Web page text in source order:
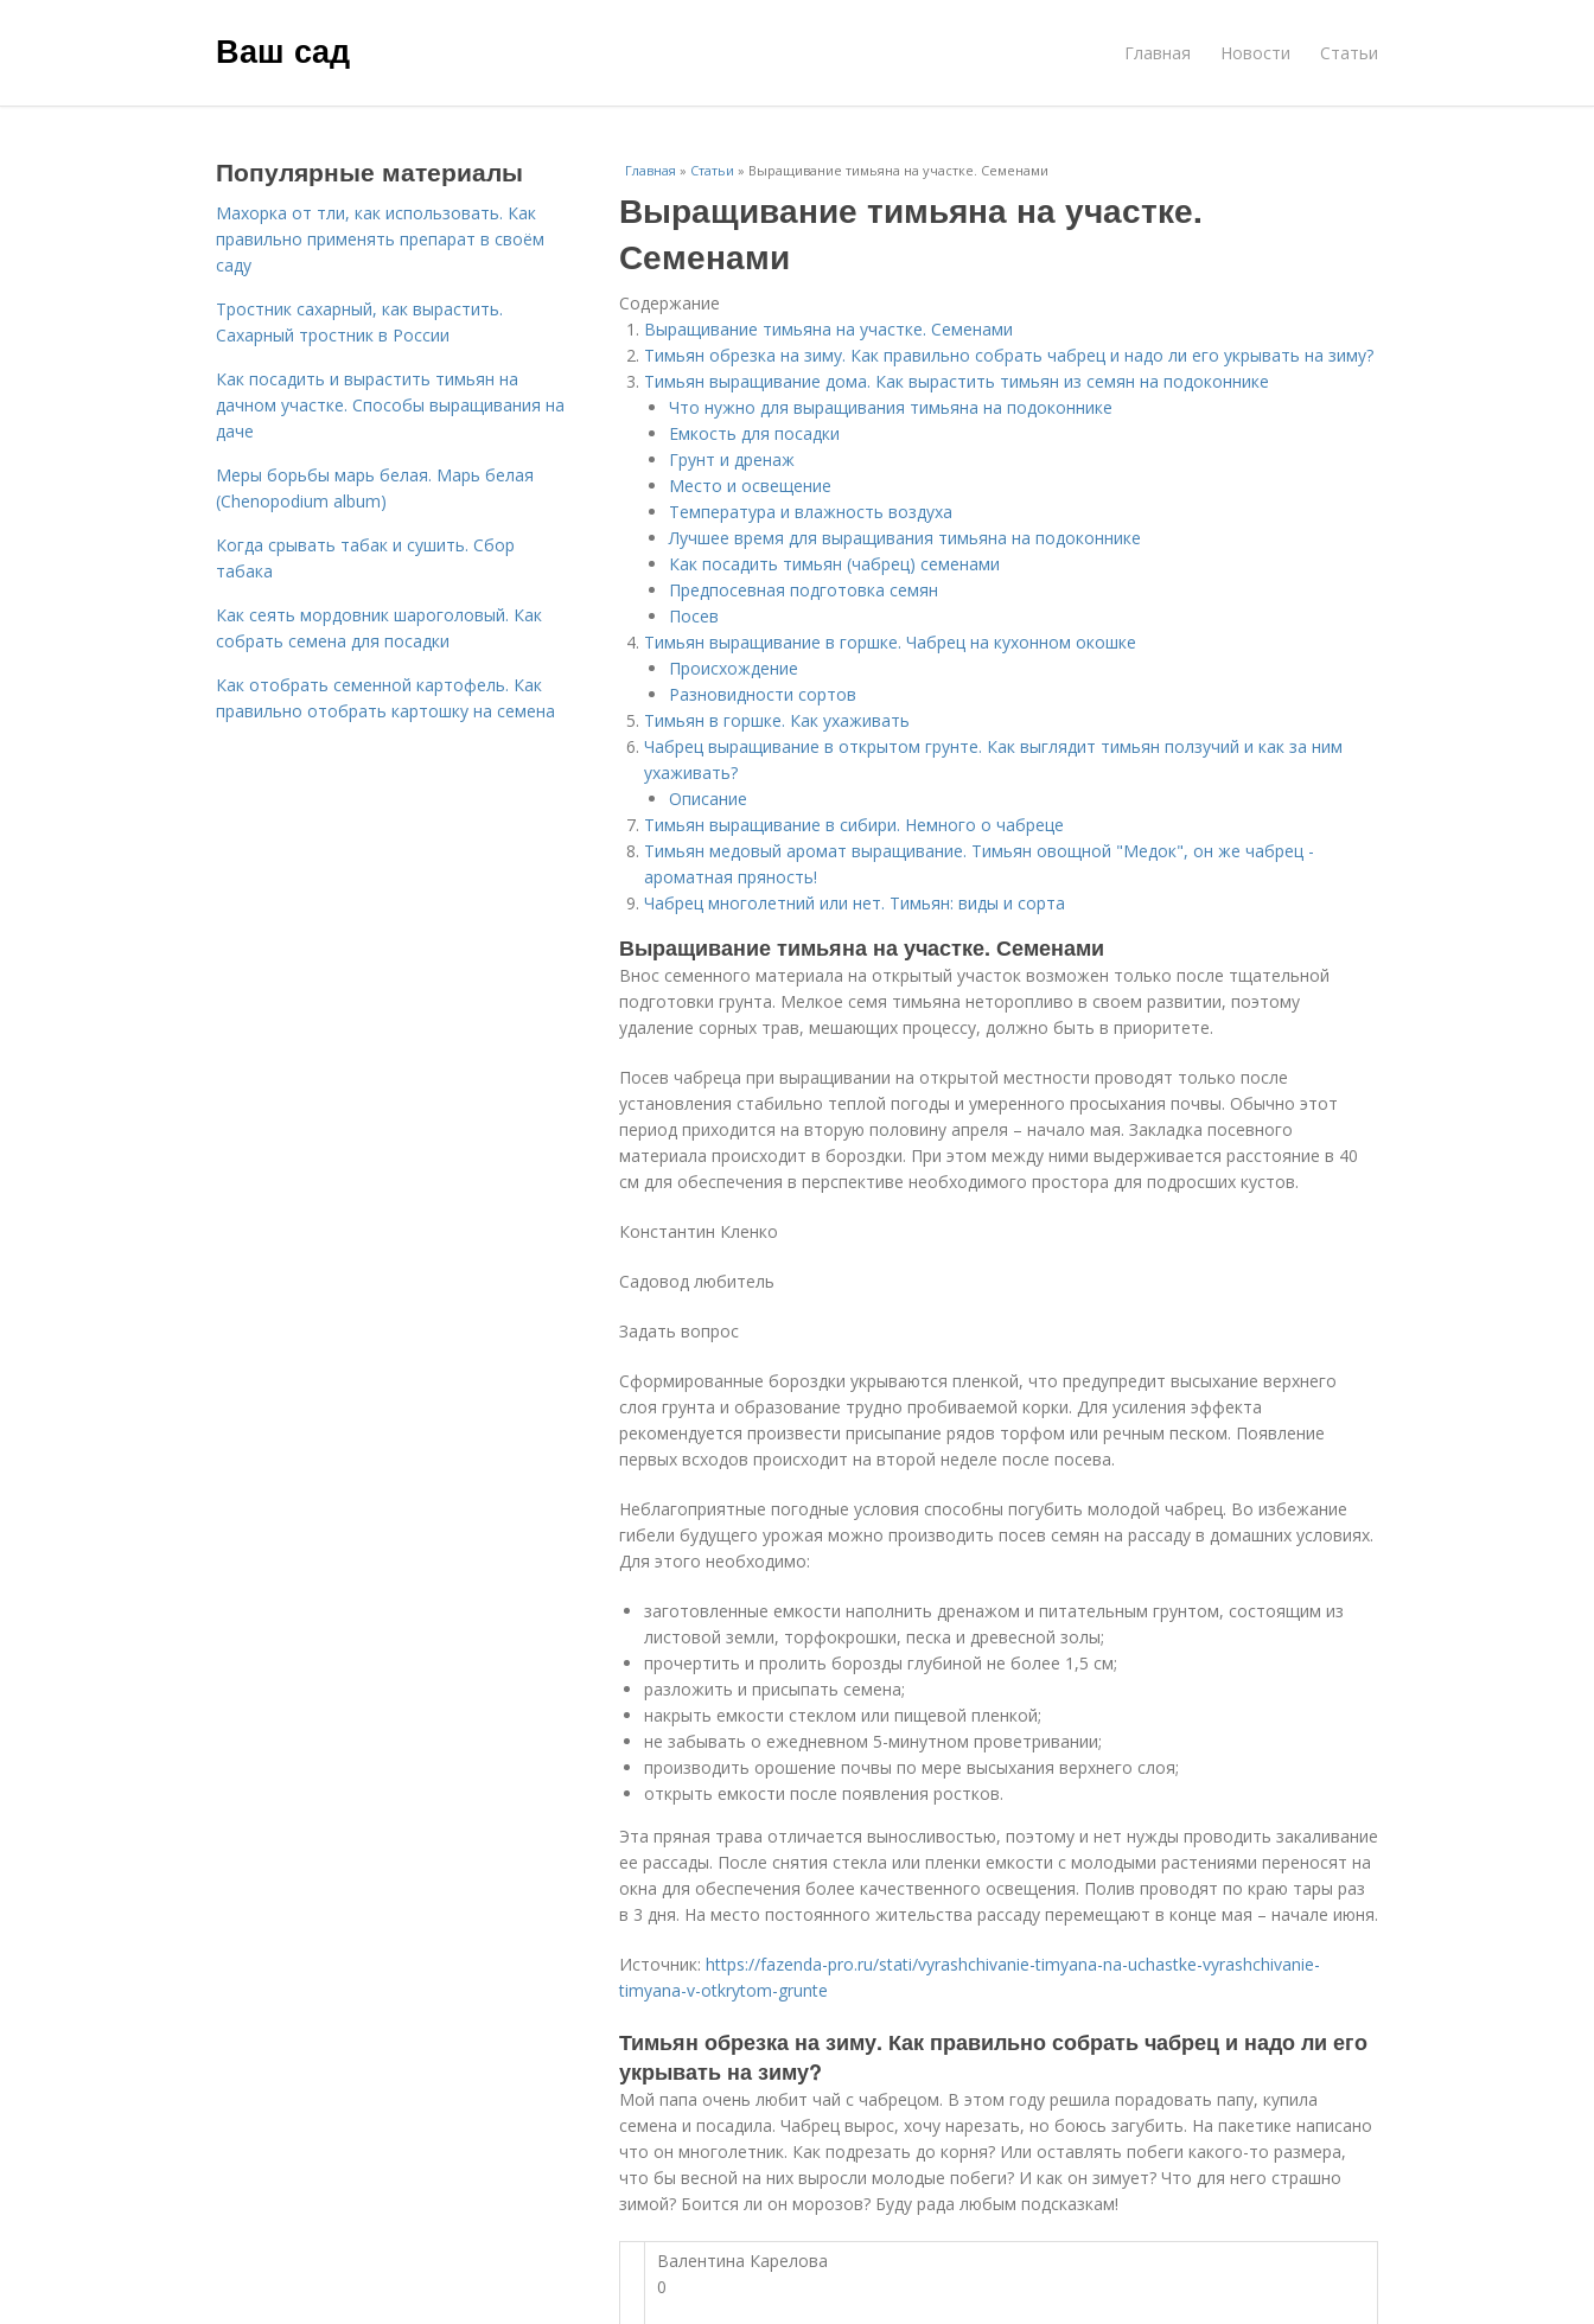
Ваш сад Главная Новости Статьи
Главная » Статьи » Выращивание тимьяна на участке. Семенами
Выращивание тимьяна на участке.
Семенами
Содержание
Выращивание тимьяна на участке. Семенами
Тимьян обрезка на зиму. Как правильно собрать чабрец и надо ли его укрывать на зиму?
Тимьян выращивание дома. Как вырастить тимьян из семян на подоконнике
Что нужно для выращивания тимьяна на подоконнике
Емкость для посадки
Грунт и дренаж
Место и освещение
Температура и влажность воздуха
Лучшее время для выращивания тимьяна на подоконнике
Как посадить тимьян (чабрец) семенами
Предпосевная подготовка семян
Посев
Тимьян выращивание в горшке. Чабрец на кухонном окошке
Происхождение
Разновидности сортов
Тимьян в горшке. Как ухаживать
Чабрец выращивание в открытом грунте. Как выглядит тимьян ползучий и как за ним
ухаживать?
Описание
Тимьян выращивание в сибири. Немного о чабреце
Тимьян медовый аромат выращивание. Тимьян овощной "Медок", он же чабрец -
ароматная пряность!
Чабрец многолетний или нет. Тимьян: виды и сорта
Выращивание тимьяна на участке. Семенами
Внос семенного материала на открытый участок возможен только после тщательной
подготовки грунта. Мелкое семя тимьяна неторопливо в своем развитии, поэтому
удаление сорных трав, мешающих процессу, должно быть в приоритете.
Посев чабреца при выращивании на открытой местности проводят только после
установления стабильно теплой погоды и умеренного просыхания почвы. Обычно этот
период приходится на вторую половину апреля – начало мая. Закладка посевного
материала происходит в бороздки. При этом между ними выдерживается расстояние в 40
см для обеспечения в перспективе необходимого простора для подросших кустов.
Константин Кленко
Садовод любитель
Задать вопрос
Сформированные бороздки укрываются пленкой, что предупредит высыхание верхнего
слоя грунта и образование трудно пробиваемой корки. Для усиления эффекта
рекомендуется произвести присыпание рядов торфом или речным песком. Появление
первых всходов происходит на второй неделе после посева.
Неблагоприятные погодные условия способны погубить молодой чабрец. Во избежание
гибели будущего урожая можно производить посев семян на рассаду в домашних условиях.
Для этого необходимо:
заготовленные емкости наполнить дренажом и питательным грунтом, состоящим из
листовой земли, торфокрошки, песка и древесной золы;
прочертить и пролить борозды глубиной не более 1,5 см;
разложить и присыпать семена;
накрыть емкости стеклом или пищевой пленкой;
не забывать о ежедневном 5-минутном проветривании;
производить орошение почвы по мере высыхания верхнего слоя;
открыть емкости после появления ростков.
Эта пряная трава отличается выносливостью, поэтому и нет нужды проводить закаливание
ее рассады. После снятия стекла или пленки емкости с молодыми растениями переносят на
окна для обеспечения более качественного освещения. Полив проводят по краю тары раз
в 3 дня. На место постоянного жительства рассаду перемещают в конце мая – начале июня.
Источник: https://fazenda-pro.ru/stati/vyrashchivanie-timyana-na-uchastke-vyrashchivanie-
timyana-v-otkrytom-grunte
Тимьян обрезка на зиму. Как правильно собрать чабрец и надо ли его
укрывать на зиму?
Мой папа очень любит чай с чабрецом. В этом году решила порадовать папу, купила
семена и посадила. Чабрец вырос, хочу нарезать, но боюсь загубить. На пакетике написано
что он многолетник. Как подрезать до корня? Или оставлять побеги какого-то размера,
что бы весной на них выросли молодые побеги? И как он зимует? Что для него страшно
зимой? Боится ли он морозов? Буду рада любым подсказкам!
Валентина Карелова
0
Популярные материалы
Махорка от тли, как использовать. Как
правильно применять препарат в своём
саду
Тростник сахарный, как вырастить.
Сахарный тростник в России
Как посадить и вырастить тимьян на
дачном участке. Способы выращивания на
даче
Меры борьбы марь белая. Марь белая
(Chenopodium album)
Когда срывать табак и сушить. Сбор
табака
Как сеять мордовник шароголовый. Как
собрать семена для посадки
Как отобрать семенной картофель. Как
правильно отобрать картошку на семена